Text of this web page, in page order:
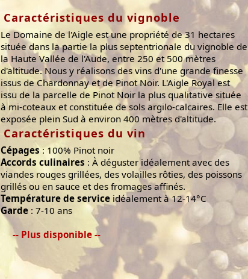
Caractéristiques du vignoble
Le Domaine de l'Aigle est une propriété de 31 hectares
située dans la partie la plus septentrionale du vignoble de
la Haute Vallée de l'Aude, entre 250 et 500 mètres
d'altitude. Nous y réalisons des vins d'une grande finesse
issus de Chardonnay et de Pinot Noir. L'Aigle Royal est
issu de la parcelle de Pinot Noir la plus qualitative située
à mi-coteaux et constituée de sols argilo-calcaires. Elle est
exposée plein Sud à environ 400 mètres d'altitude.
Caractéristiques du vin
Cépages: 100% Pinot noir
Accords culinaires : À déguster idéalement avec des
viandes rouges grillées, des volailles rôties, des poissons
grillés ou en sauce et des fromages affinés.
Température de service idéalement à 12-14°C
Garde : 7-10 ans
-- Plus disponible --